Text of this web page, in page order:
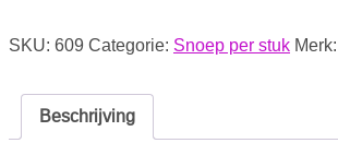
SKU: 609 Categorie: Snoep per stuk Merk:
Beschrijving